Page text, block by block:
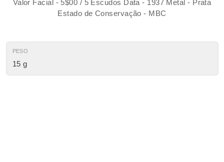
Valor Facial - 5$00 / 5 Escudos Data - 1937 Metal - Prata
Estado de Conservação - MBC
PESO
15 g